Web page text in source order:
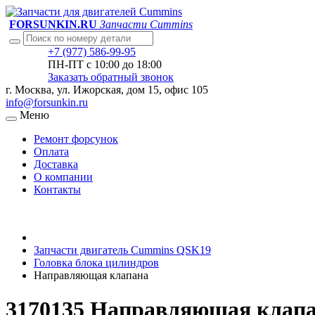
FORSUNKIN.RU Запчасти Cummins
+7 (977) 586-99-95
ПН-ПТ с 10:00 до 18:00
Заказать обратный звонок
г. Москва, ул. Ижорская, дом 15, офис 105
info@forsunkin.ru
Меню
Ремонт форсунок
Оплата
Доставка
О компании
Контакты
Запчасти двигатель Cummins QSK19
Головка блока цилиндров
Направляющая клапана
3170135 Направляющая